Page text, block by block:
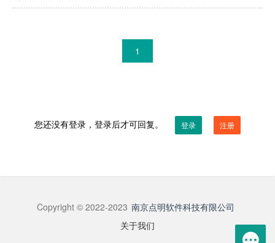
1
您还没有登录，登录后才可回复。 登录 注册
Copyright © 2022-2023 南京点明软件科技有限公司
关于我们